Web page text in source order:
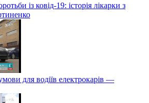
із ковід-19: історія лікарки з
для водіїв електрокарів —